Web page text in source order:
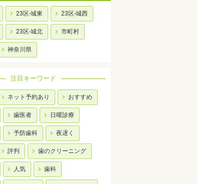
23区-城東 23区-城西
23区-城北 市町村
神奈川県
注目キーワード
ネット予約あり おすすめ
歯医者 日曜診療
予防歯科 夜遅く
評判 歯のクリーニング
人気 歯科